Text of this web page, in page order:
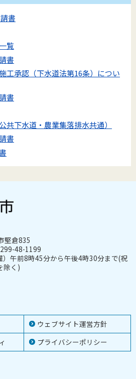
書
覧
書
工承認（下水道法第16条）につい
書
共下水道・農業集落排水共通）
書
ウェブサイト運営方針
プライバシーポリシー
堅倉835
48-1199
午前8時45分から午後4時30分まで(祝
除く)